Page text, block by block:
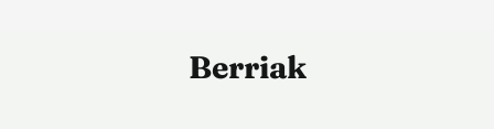
Berriak